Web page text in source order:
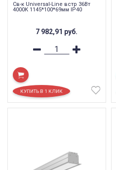
Св-к Universal-Line встр 36Вт
4000К 1145*100*69мм IP40
7 982,91 руб.